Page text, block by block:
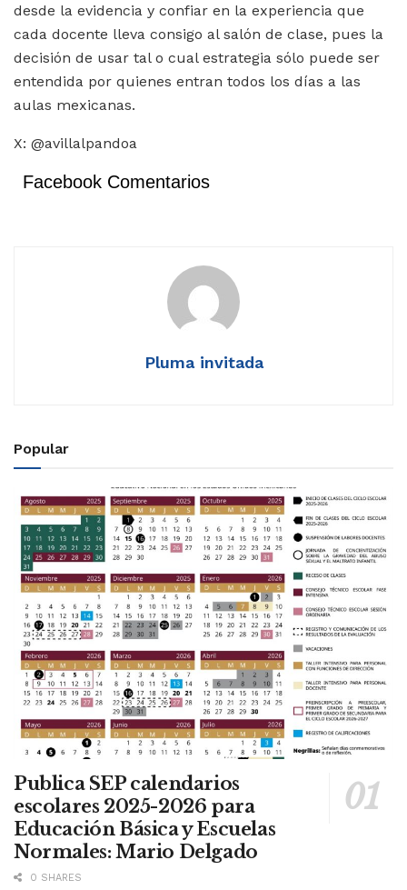
desde la evidencia y confiar en la experiencia que
cada docente lleva consigo al salón de clase, pues la
decisión de usar tal o cual estrategia sólo puede ser
entendida por quienes entran todos los días a las
aulas mexicanas.
X: @avillalpandoa
Facebook Comentarios
Pluma invitada
Popular
Publica SEP calendarios
escolares 2025-2026 para
Educación Básica y Escuelas
Normales: Mario Delgado
0 SHARES